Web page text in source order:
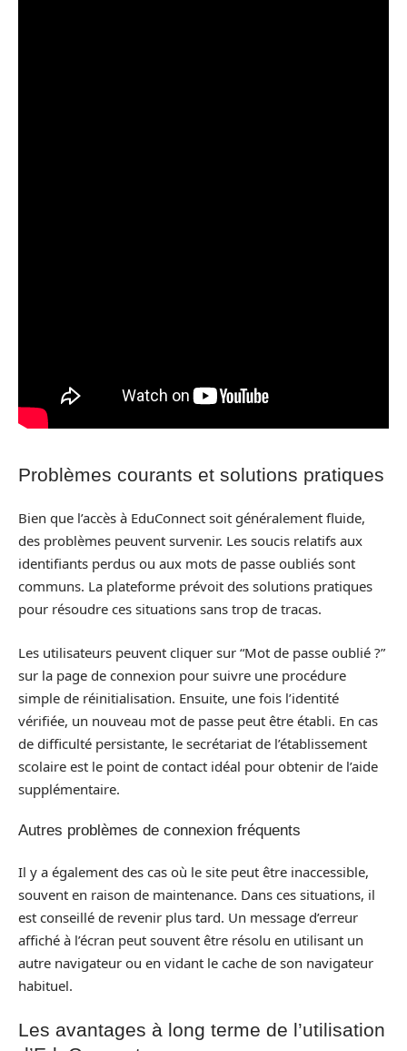
Problèmes courants et solutions pratiques
Bien que l’accès à EduConnect soit généralement fluide,
des problèmes peuvent survenir. Les soucis relatifs aux
identifiants perdus ou aux mots de passe oubliés sont
communs. La plateforme prévoit des solutions pratiques
pour résoudre ces situations sans trop de tracas.
Les utilisateurs peuvent cliquer sur “Mot de passe oublié ?”
sur la page de connexion pour suivre une procédure
simple de réinitialisation. Ensuite, une fois l’identité
vérifiée, un nouveau mot de passe peut être établi. En cas
de difficulté persistante, le secrétariat de l’établissement
scolaire est le point de contact idéal pour obtenir de l’aide
supplémentaire.
Autres problèmes de connexion fréquents
Il y a également des cas où le site peut être inaccessible,
souvent en raison de maintenance. Dans ces situations, il
est conseillé de revenir plus tard. Un message d’erreur
affiché à l’écran peut souvent être résolu en utilisant un
autre navigateur ou en vidant le cache de son navigateur
habituel.
Les avantages à long terme de l’utilisation